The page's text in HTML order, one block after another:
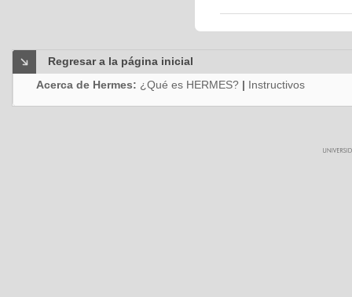
Regresar a la página inicial
Acerca de Hermes: ¿Qué es HERMES? | Instructivos